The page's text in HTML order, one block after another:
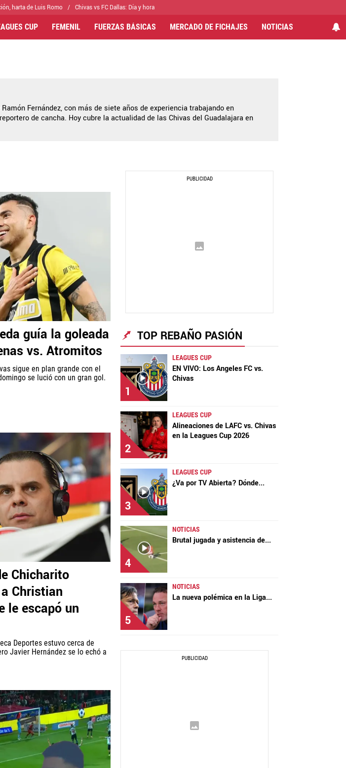
harta de Luis Romo Chivas vs FC Dallas: Día y hora
CUP FEMENIL FUERZAS BÁSICAS MERCADO DE FICHAJES NOTICIAS
Fernández, con más de siete años de experiencia trabajando en
de cancha. Hoy cubre la actualidad de las Chivas del Guadalajara en
guía la goleada
vs. Atromitos
sigue en plan grande con el
se lució con un gran gol.
Chicharito
Christian
le escapó un
Deportes estuvo cerca de
Javier Hernández se lo echó a
TOP REBAÑO PASIÓN
1
LEAGUES CUP
EN VIVO: Los Angeles FC vs.
Chivas
2
LEAGUES CUP
Alineaciones de LAFC vs. Chivas
en la Leagues Cup 2026
3
LEAGUES CUP
¿Va por TV Abierta? Dónde...
4
NOTICIAS
Brutal jugada y asistencia de...
5
NOTICIAS
La nueva polémica en la Liga...